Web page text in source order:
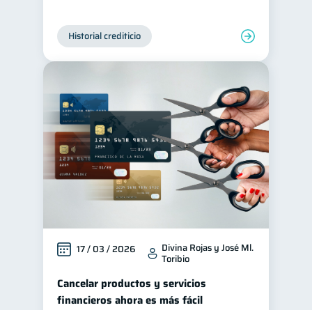
Historial crediticio
17 / 03 / 2026 Divina Rojas y José Ml.
Toribio
Cancelar productos y servicios
financieros ahora es más fácil